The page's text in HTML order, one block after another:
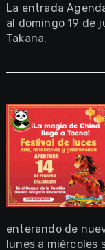
La entrada
al domingo 19 de
Takana.
enterando de
lunes a miércoles